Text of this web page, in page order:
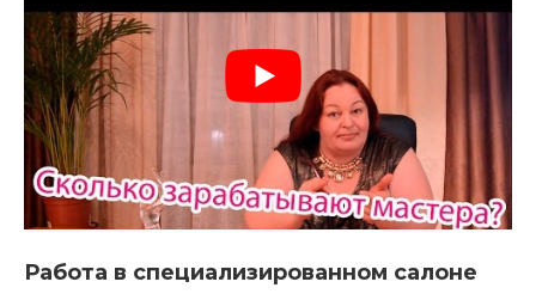
Работа в специализированном салоне